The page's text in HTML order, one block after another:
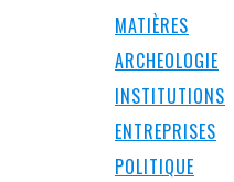
MATIÈRES
ARCHEOLOGIE
INSTITUTIONS
ENTREPRISES
POLITIQUE